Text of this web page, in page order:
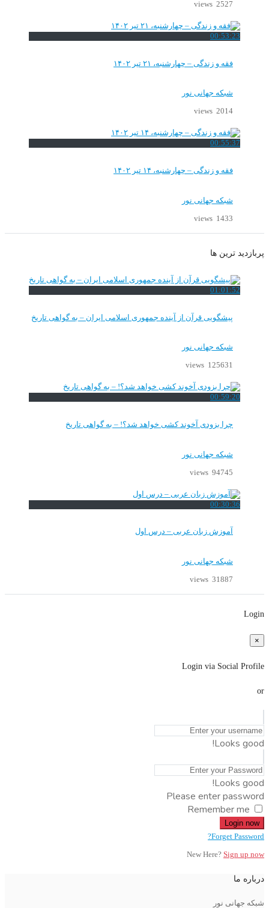
2527 views
00:53:23
فقه و زندگی – چهارشنبه، ۲۱ تیر ۱۴۰۲
شبکه جهانی نور
2014 views
00:55:37
فقه و زندگی – چهارشنبه، ۱۴ تیر ۱۴۰۲
شبکه جهانی نور
1433 views
پربازدید ترین ها
01:01:52
پیشگویی قرآن از آینده جمهوری اسلامی ایران – به گواهی تاریخ
شبکه جهانی نور
125631 views
00:59:20
چرا بزودی آخوند کشی خواهد شد؟! – به گواهی تاریخ
شبکه جهانی نور
94745 views
00:30:36
آموزش زبان عربی – درس اول
شبکه جهانی نور
31887 views
Login
×
Login via Social Profile
or
Looks good!
Looks good!
Please enter password
Remember me
Login now
Forget Password?
New Here? Sign up now
درباره ما
شبکه جهانی نور